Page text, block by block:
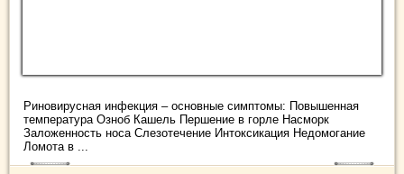
Риновирусная инфекция – основные симптомы: Повышенная
температура Озноб Кашель Першение в горле Насморк
Заложенность носа Слезотечение Интоксикация Недомогание
Ломота в ...